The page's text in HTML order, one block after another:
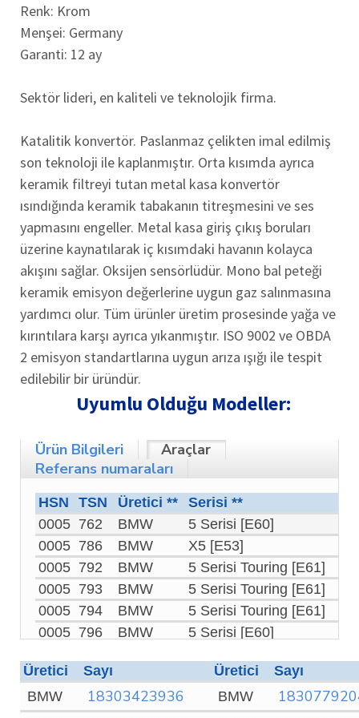
Renk: Krom
Menşei: Germany
Garanti: 12 ay
Sektör lideri, en kaliteli ve teknolojik firma.
Katalitik konvertör. Paslanmaz çelikten imal edilmiş
son teknoloji ile kaplanmıştır. Orta kısımda ayrıca
keramik filtreyi tutan metal kasa konvertör
ısındığında keramik tabakanın titreşmesini ve ses
yapmasını engeller. Metal kasa giriş çıkış boruları
üzerine kaynatılarak iç kısımdaki havanın kolayca
akışını sağlar. Oksijen sensörlüdür. Mono bal peteği
keramik emisyon değerlerine uygun gaz salınmasına
yardımcı olur. Tüm ürünler üretim prosesinde yağa ve
kırıntılara karşı ayrıca yıkanmıştır. ISO 9002 ve OBDA
2 emisyon standartlarına uygun arıza ışığı ile tespit
edilebilir bir üründür.
Uyumlu Olduğu Modeller:
Bu
ürün
hakkında
daha
fazla
Ürün Bilgileri
Araçlar
Referans numaraları
HSN TSN Üretici ** Serisi **
0005 762 BMW 5 Serisi [E60]
0005 786 BMW X5 [E53]
0005 792 BMW 5 Serisi Touring [E61]
0005 793 BMW 5 Serisi Touring [E61]
0005 794 BMW 5 Serisi Touring [E61]
0005 796 BMW 5 Serisi [E60]
0005
824 7 Serisi [E65, E66]
0005
ABL BMW 5 Serisi [E60]
Üretici Sayı Üretici
Sayı
BMW
18303423936 BMW